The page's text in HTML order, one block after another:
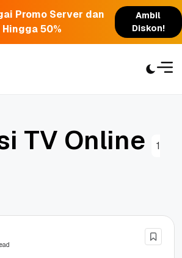
Promo Server dan
50%
Ambil
Diskon!
i TV Online 1